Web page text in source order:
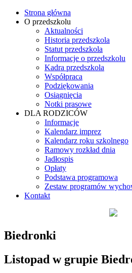
Strona główna
O przedszkolu
Aktualności
Historia przedszkola
Statut przedszkola
Informacje o przedszkolu
Kadra przedszkola
Współpraca
Podziękowania
Osiągnięcia
Notki prasowe
DLA RODZICÓW
Informacje
Kalendarz imprez
Kalendarz roku szkolnego
Ramowy rozkład dnia
Jadłospis
Opłaty
Podstawa programowa
Zestaw programów
Kontakt
Biedronki
Listopad w grupie